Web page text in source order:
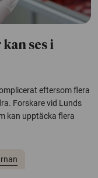
ses i
eftersom flera
Forskare vid Lunds
kan upptäcka flera